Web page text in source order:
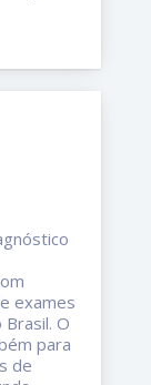
exames
O
para
de